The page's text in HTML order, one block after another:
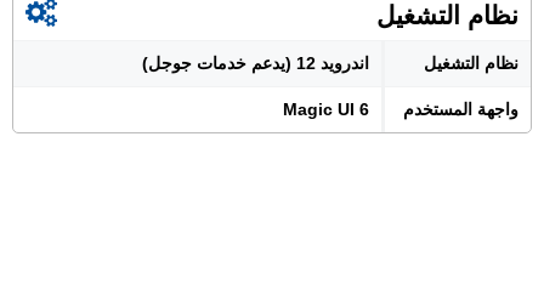
نظام التشغيل
نظام التشغيل اندرويد 12 (يدعم خدمات جوجل)
واجهة المستخدم Magic UI 6